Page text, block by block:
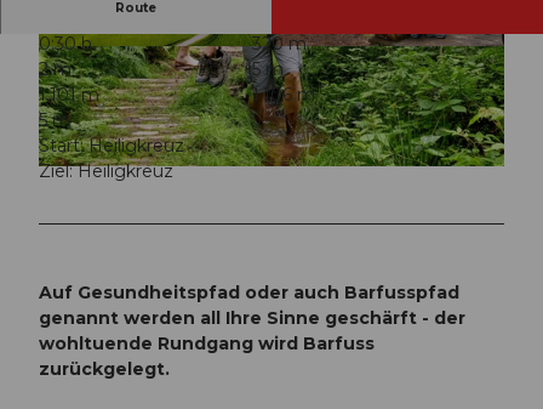
© Beat Brechbühl, UNESCO Biosphäre Entlebuch
© Beat Brechbühl, UNESCO Biosphäre Entlebu
ch
© Beat Brechbühl, UNESCO Biosphäre Entlebu
ch
Route
0:30 h
320 m
2 m
5 m
1.101 m
1.106 m
5 m
Start: Heiligkreuz
Ziel: Heiligkreuz
Auf Gesundheitspfad oder auch Barfusspfad
genannt werden all Ihre Sinne geschärft - der
wohltuende Rundgang wird Barfuss
zurückgelegt.